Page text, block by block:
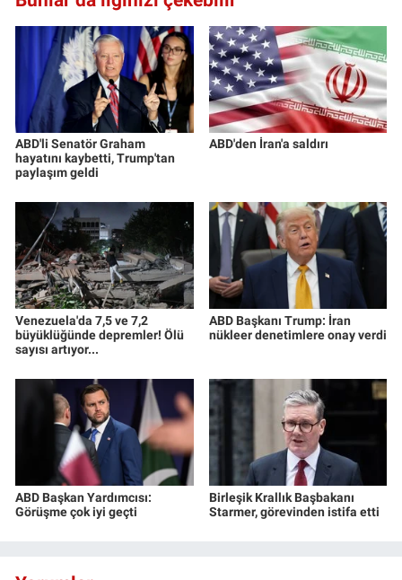
ABD'li Senatör Graham
hayatını kaybetti, Trump'tan
paylaşım geldi
ABD'den İran'a saldırı
Venezuela'da 7,5 ve 7,2
büyüklüğünde depremler! Ölü
sayısı artıyor...
ABD Başkanı Trump: İran
nükleer denetimlere onay verdi
ABD Başkan Yardımcısı:
Görüşme çok iyi geçti
Birleşik Krallık Başbakanı
Starmer, görevinden istifa etti